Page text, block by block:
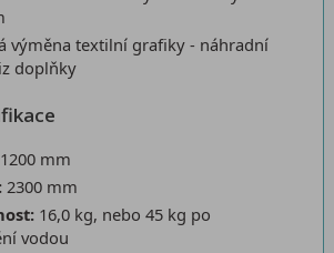
výměna textilní grafiky - náhradní
doplňky
1200 mm
2300 mm
16,0 kg, nebo 45 kg po
vodou